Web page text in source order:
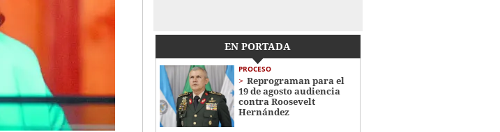
EN PORTADA
PROCESO
Reprograman para el
19 de agosto audiencia
contra Roosevelt
Hernández